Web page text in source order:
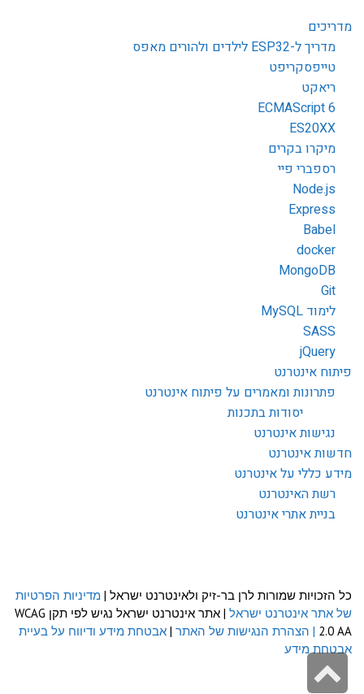
מדריכים
מדריך ל-ESP32 לילדים ולהורים מאפס
טייפסקריפט
ריאקט
ECMAScript 6
ES20XX
מיקרו בקרים
רספברי פיי
Node.js
Express
Babel
docker
MongoDB
Git
לימוד MySQL
SASS
jQuery
פיתוח אינטרנט
פתרונות ומאמרים על פיתוח אינטרנט
יסודות בתכנות
נגישות אינטרנט
חדשות אינטרנט
מידע כללי על אינטרנט
רשת האינטרנט
בניית אתרי אינטרנט
כל הזכויות שמורות לרן בר-זיק ולאינטרנט ישראל | מדיניות הפרטיות
של אתר אינטרנט ישראל
| אתר אינטרנט ישראל נגיש לפי תקן WCAG
2.0 AA | הצהרת הנגישות של האתר | אבטחת מידע ודיווח על בעיית
אבטחת מידע
גלילה